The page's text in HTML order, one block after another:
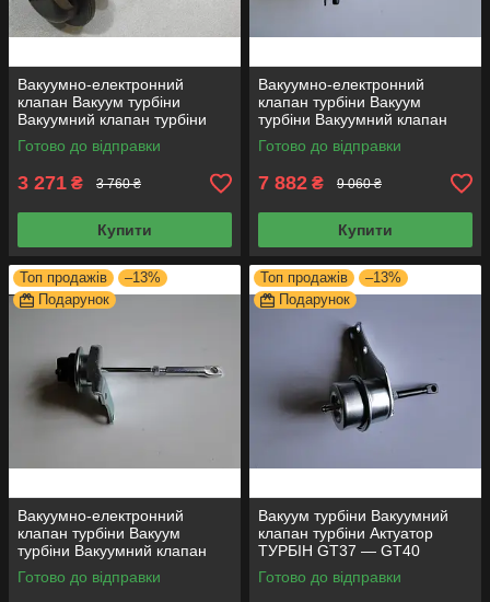
Вакуумно-електронний
клапан Вакуум турбіни
Вакуумний клапан турбіни
Актуатор ТУРБІН GT12
712290-0001
Готово до відправки
3 271 ₴ 3 760 ₴
Купити
Вакуумно-електронний
клапан турбіни Вакуум
турбіни Вакуумний клапан
турбіни Актуатор ТУРБІН
BV43E-1
Готово до відправки
7 882 ₴ 9 060 ₴
Купити
Топ продажів
–13%
Подарунок
Вакуумно-електронний
клапан турбіни Вакуум
турбіни Вакуумний клапан
турбіни Актуатор ТУРБІН
GT12-1
Готово до відправки
Топ продажів
–13%
Подарунок
Вакуум турбіни Вакуумний
клапан турбіни Актуатор
ТУРБІН GT37 — GT40
Готово до відправки